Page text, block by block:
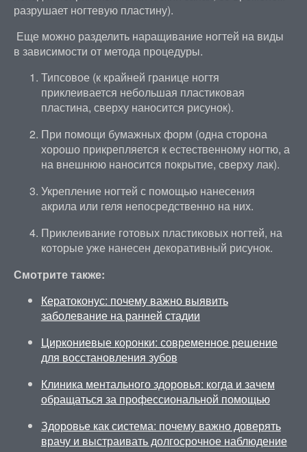
разрушает ногтевую пластину).
Еще можно разделить наращивание ногтей на виды
в зависимости от метода процедуры.
Типсовое (к крайней границе ногтя
приклеивается небольшая пластиковая
пластина, сверху наносится рисунок).
При помощи бумажных форм (одна сторона
хорошо прикрепляется к естественному ногтю, а
на внешнюю наносится покрытие, сверху лак).
Укрепление ногтей с помощью нанесения
акрила или геля непосредственно на них.
Приклеивание готовых пластиковых ногтей, на
которые уже нанесен декоративный рисунок.
Смотрите также:
Кератоконус: почему важно выявить
заболевание на ранней стадии
Циркониевые коронки: современное решение
для восстановления зубов
Клиника ментального здоровья: когда и зачем
обращаться за профессиональной помощью
Здоровье как система: почему важно доверять
врачу и выстраивать долгосрочное наблюдение